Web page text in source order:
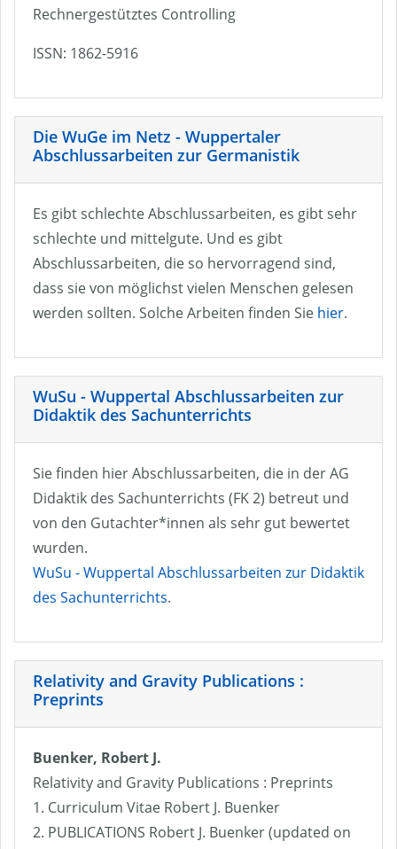
Rechnergestütztes Controlling
ISSN: 1862-5916
Die WuGe im Netz - Wuppertaler
Abschlussarbeiten zur Germanistik
Es gibt schlechte Abschlussarbeiten, es gibt sehr
schlechte und mittelgute. Und es gibt
Abschlussarbeiten, die so hervorragend sind,
dass sie von möglichst vielen Menschen gelesen
werden sollten. Solche Arbeiten finden Sie hier.
WuSu - Wuppertal Abschlussarbeiten zur
Didaktik des Sachunterrichts
Sie finden hier Abschlussarbeiten, die in der AG
Didaktik des Sachunterrichts (FK 2) betreut und
von den Gutachter*innen als sehr gut bewertet
wurden.
WuSu - Wuppertal Abschlussarbeiten zur Didaktik
des Sachunterrichts.
Relativity and Gravity Publications :
Preprints
Buenker, Robert J.
Relativity and Gravity Publications : Preprints
1. Curriculum Vitae Robert J. Buenker
2. PUBLICATIONS Robert J. Buenker (updated on